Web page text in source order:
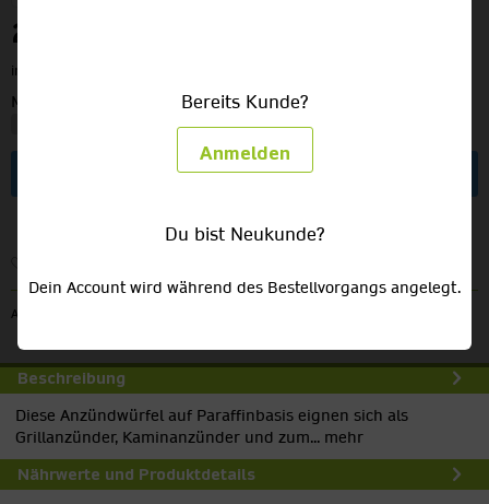
2,39 €
inkl. MwSt.
Menge:
In denWarenkorb
Artikel-Nr.:
Beschreibung
Diese Anzündwürfel auf Paraffinbasis eignen sich als
Grillanzünder, Kaminanzünder und zum... mehr
Nährwerte und Produktdetails
Bereits Kunde?
Anmelden
Du bist Neukunde?
Dein Account wird während des Bestellvorgangs angelegt.